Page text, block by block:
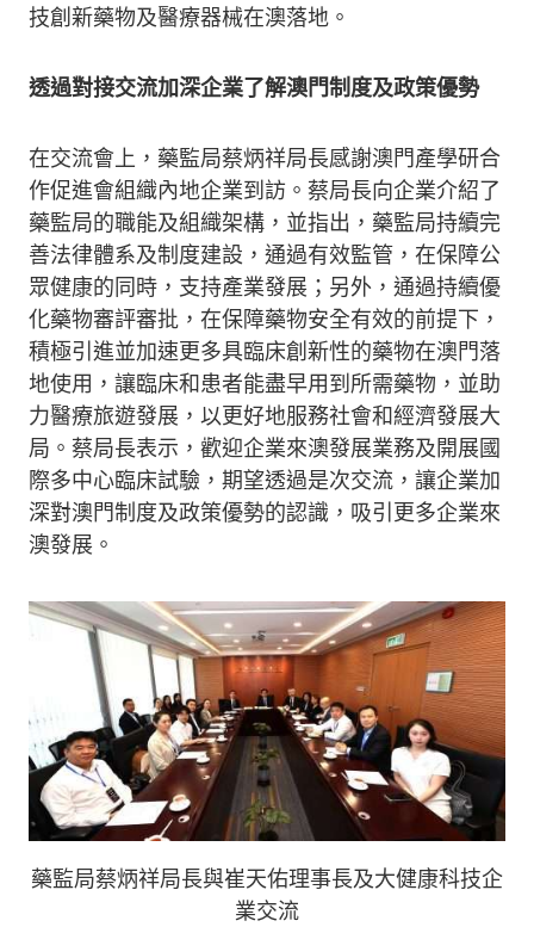
技創新藥物及醫療器械在澳落地。
透過對接交流加深企業了解澳門制度及政策優勢
在交流會上，藥監局蔡炳祥局長感謝澳門產學研合
作促進會組織內地企業到訪。蔡局長向企業介紹了
藥監局的職能及組織架構，並指出，藥監局持續完
善法律體系及制度建設，通過有效監管，在保障公
眾健康的同時，支持產業發展；另外，通過持續優
化藥物審評審批，在保障藥物安全有效的前提下，
積極引進並加速更多具臨床創新性的藥物在澳門落
地使用，讓臨床和患者能盡早用到所需藥物，並助
力醫療旅遊發展，以更好地服務社會和經濟發展大
局。蔡局長表示，歡迎企業來澳發展業務及開展國
際多中心臨床試驗，期望透過是次交流，讓企業加
深對澳門制度及政策優勢的認識，吸引更多企業來
澳發展。
藥監局蔡炳祥局長與崔天佑理事長及大健康科技企
業交流